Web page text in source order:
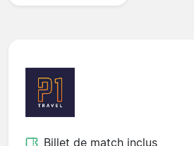
Billet de match inclus